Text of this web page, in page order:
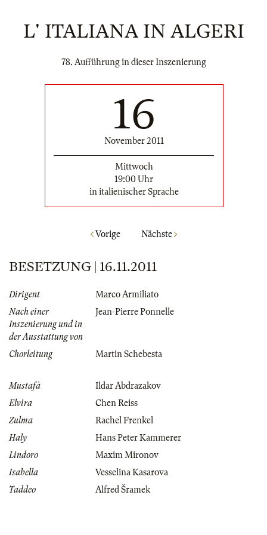
L' ITALIANA IN ALGERI
78. Aufführung in dieser Inszenierung
16
November 2011
Mittwoch
19:00 Uhr
in italienischer Sprache
Vorige Nächste
BESETZUNG | 16.11.2011
Dirigent
Marco Armiliato
Nach einer
Inszenierung und in
der Ausstattung von
Jean-Pierre Ponnelle
Chorleitung Martin Schebesta
Mustafà
Ildar Abdrazakov
Elvira
Chen Reiss
Zulma
Rachel Frenkel
Haly
Hans Peter Kammerer
Lindoro
Maxim Mironov
Isabella
Vesselina Kasarova
Taddeo
Alfred Šramek